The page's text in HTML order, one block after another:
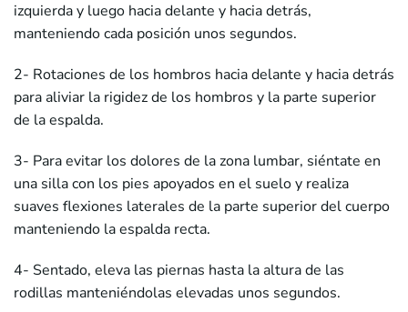
izquierda y luego hacia delante y hacia detrás,
manteniendo cada posición unos segundos.
2- Rotaciones de los hombros hacia delante y hacia detrás
para aliviar la rigidez de los hombros y la parte superior
de la espalda.
3- Para evitar los dolores de la zona lumbar, siéntate en
una silla con los pies apoyados en el suelo y realiza
suaves flexiones laterales de la parte superior del cuerpo
manteniendo la espalda recta.
4- Sentado, eleva las piernas hasta la altura de las
rodillas manteniéndolas elevadas unos segundos.